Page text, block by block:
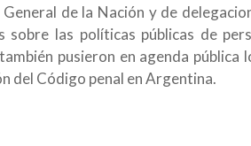
de la Nación y de
las políticas públicas de
pusieron en agenda pública
del Código penal en Argentina.